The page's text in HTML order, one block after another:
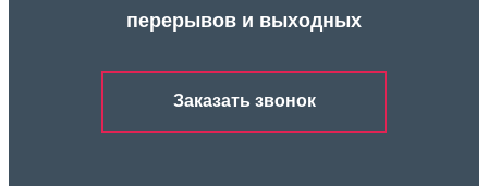
перерывов и выходных
Заказать звонок